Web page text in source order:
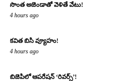
సొంత అజెండాతో వెళితే వేటు!
4 hours ago
కవిత బిసి వ్యూహం!
4 hours ago
బిజెపిలో ఆపరేషన్ ‘రివర్స్’!